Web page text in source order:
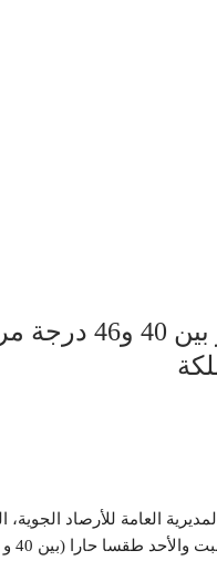
طقس حار
العامة للأرصاد
طقسا حارا (بين 40 و 46 درجة).